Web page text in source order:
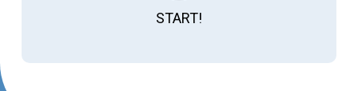
START!